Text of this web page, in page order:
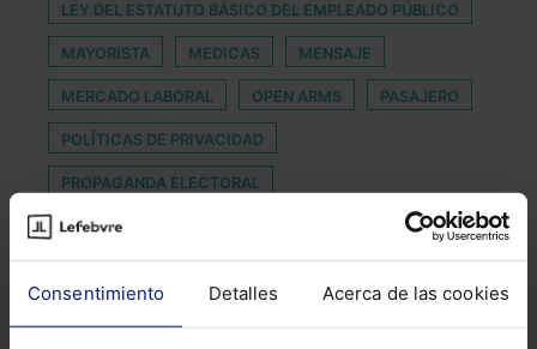
Consentimiento Detalles Acerca de las cookies
LEY DEL ESTATUTO BÁSICO DEL EMPLEADO PÚBLICO
MAYORISTA MEDICAS MENSAJE
MERCADO LABORAL OPEN ARMS PASAJERO
POLÍTICAS DE PRIVACIDAD
PROPAGANDA ELECTORAL
PROTECCIÓN ENCRIPTADA REGLAMENTO IA